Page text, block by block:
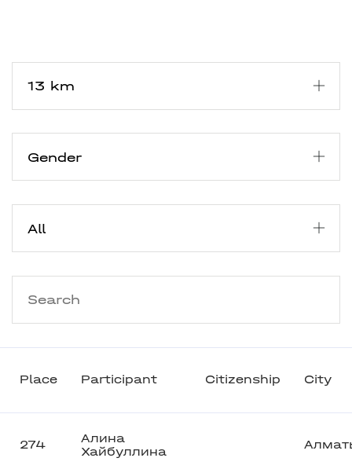
Place Participant Citizenship City
274
Алина
Хайбуллина